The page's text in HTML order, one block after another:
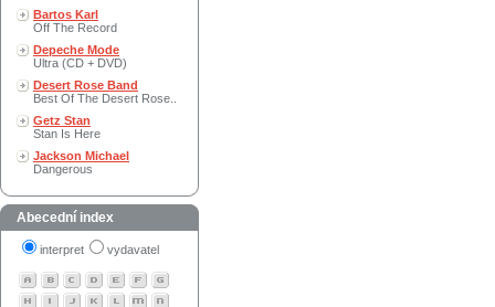
Bartos Karl
Off The Record
Depeche Mode
Ultra (CD + DVD)
Desert Rose Band
Best Of The Desert Rose..
Getz Stan
Stan Is Here
Jackson Michael
Dangerous
Abecední index
interpret vydavatel